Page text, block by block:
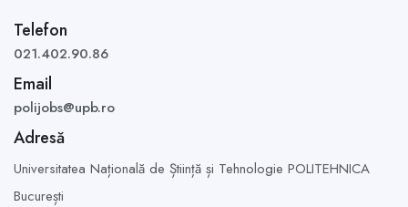
Telefon
021.402.90.86
Email
polijobs@upb.ro
Adresă
Universitatea Națională de Știință și Tehnologie POLITEHNICA
București